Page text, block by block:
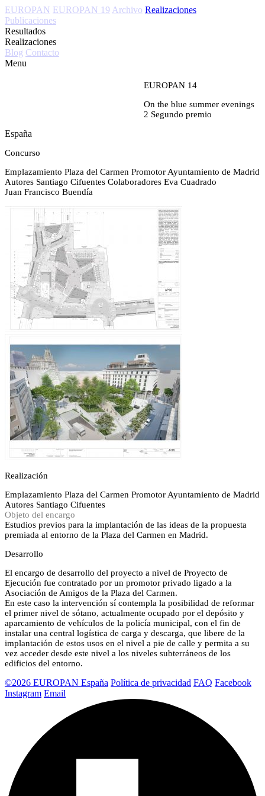
EUROPAN EUROPAN 19 Archivo Realizaciones
Publicaciones
Resultados
Realizaciones
Blog Contacto
Menu
EUROPAN 14
On the blue summer evenings
2 Segundo premio
España
Concurso
Emplazamiento Plaza del Carmen Promotor Ayuntamiento de Madrid
Autores Santiago Cifuentes Colaboradores Eva Cuadrado
Juan Francisco Buendía
Realización
Emplazamiento Plaza del Carmen Promotor Ayuntamiento de Madrid
Autores Santiago Cifuentes
Objeto del encargo
Estudios previos para la implantación de las ideas de la propuesta
premiada al entorno de la Plaza del Carmen en Madrid.
Desarrollo
El encargo de desarrollo del proyecto a nivel de Proyecto de
Ejecución fue contratado por un promotor privado ligado a la
Asociación de Amigos de la Plaza del Carmen.
En este caso la intervención sí contempla la posibilidad de reformar
el primer nivel de sótano, actualmente ocupado por el depósito y
aparcamiento de vehículos de la policía municipal, con el fin de
instalar una central logística de carga y descarga, que libere de la
implantación de estos usos en el nivel a pie de calle y permita a su
vez acceder desde este nivel a los niveles subterráneos de los
edificios del entorno.
©2026 EUROPAN España Política de privacidad FAQ Facebook
Instagram Email